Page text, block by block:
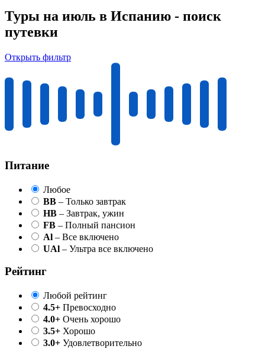
Туры на июль в Испанию - поиск
путевки
Открыть фильтр
Питание
Любое
BB – Только завтрак
HB – Завтрак, ужин
FB – Полный пансион
Al – Все включено
UAl – Ультра все включено
Рейтинг
Любой рейтинг
4.5+ Превосходно
4.0+ Очень хорошо
3.5+ Хорошо
3.0+ Удовлетворительно